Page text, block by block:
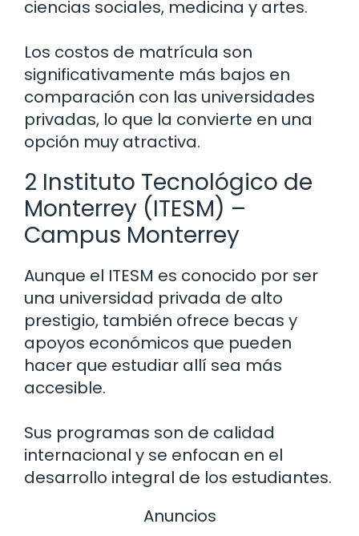
ciencias sociales, medicina y artes.
Los costos de matrícula son
significativamente más bajos en
comparación con las universidades
privadas, lo que la convierte en una
opción muy atractiva.
2 Instituto Tecnológico de
Monterrey (ITESM) –
Campus Monterrey
Aunque el ITESM es conocido por ser
una universidad privada de alto
prestigio, también ofrece becas y
apoyos económicos que pueden
hacer que estudiar allí sea más
accesible.
Sus programas son de calidad
internacional y se enfocan en el
desarrollo integral de los estudiantes.
Anuncios